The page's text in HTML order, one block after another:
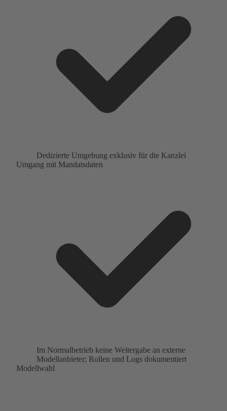
Dedizierte Umgebung exklusiv für die Kanzlei
Umgang mit Mandatsdaten
Im Normalbetrieb keine Weitergabe an externe
Modellanbieter; Rollen und Logs dokumentiert
Modellwahl